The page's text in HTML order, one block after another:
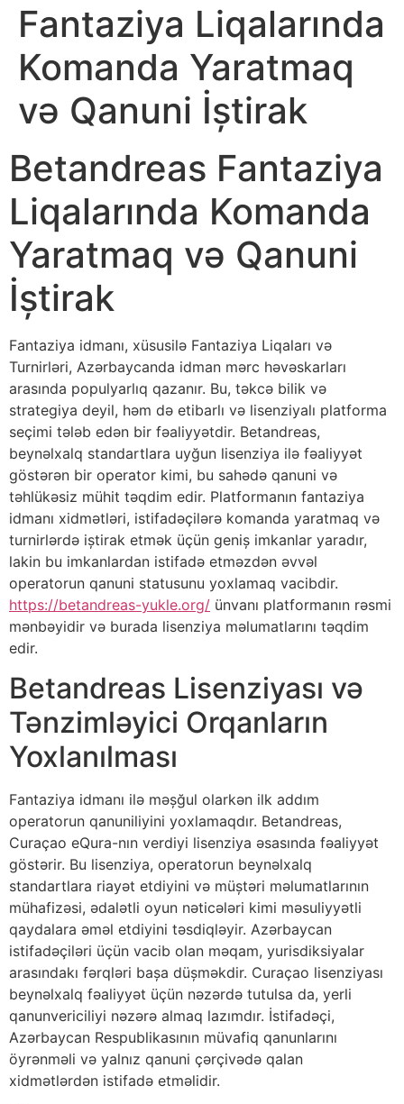
Fantaziya Liqalarında
Komanda Yaratmaq
və Qanuni İştirak
Betandreas Fantaziya
Liqalarında Komanda
Yaratmaq və Qanuni
İştirak
Fantaziya idmanı, xüsusilə Fantaziya Liqaları və
Turnirləri, Azərbaycanda idman mərc həvəskarları
arasında populyarlıq qazanır. Bu, təkcə bilik və
strategiya deyil, həm də etibarlı və lisenziyalı platforma
seçimi tələb edən bir fəaliyyətdir. Betandreas,
beynəlxalq standartlara uyğun lisenziya ilə fəaliyyət
göstərən bir operator kimi, bu sahədə qanuni və
təhlükəsiz mühit təqdim edir. Platformanın fantaziya
idmanı xidmətləri, istifadəçilərə komanda yaratmaq və
turnirlərdə iştirak etmək üçün geniş imkanlar yaradır,
lakin bu imkanlardan istifadə etməzdən əvvəl
operatorun qanuni statusunu yoxlamaq vacibdir.
https://betandreas-yukle.org/ ünvanı platformanın rəsmi
mənbəyidir və burada lisenziya məlumatlarını təqdim
edir.
Betandreas Lisenziyası və
Tənzimləyici Orqanların
Yoxlanılması
Fantaziya idmanı ilə məşğul olarkən ilk addım
operatorun qanuniliyini yoxlamaqdır. Betandreas,
Curaçao eQura-nın verdiyi lisenziya əsasında fəaliyyət
göstərir. Bu lisenziya, operatorun beynəlxalq
standartlara riayət etdiyini və müştəri məlumatlarının
mühafizəsi, ədalətli oyun nəticələri kimi məsuliyyətli
qaydalara əməl etdiyini təsdiqləyir. Azərbaycan
istifadəçiləri üçün vacib olan məqam, yurisdiksiyalar
arasındakı fərqləri başa düşməkdir. Curaçao lisenziyası
beynəlxalq fəaliyyət üçün nəzərdə tutulsa da, yerli
qanunvericiliyi nəzərə almaq lazımdır. İstifadəçi,
Azərbaycan Respublikasının müvafiq qanunlarını
öyrənməli və yalnız qanuni çərçivədə qalan
xidmətlərdən istifadə etməlidir.